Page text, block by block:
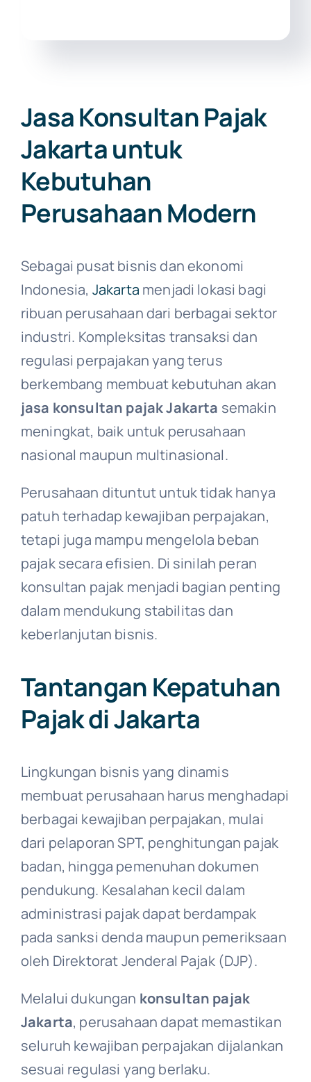
Jasa Konsultan Pajak
Jakarta untuk
Kebutuhan
Perusahaan Modern
Sebagai pusat bisnis dan ekonomi
Indonesia, Jakarta menjadi lokasi bagi
ribuan perusahaan dari berbagai sektor
industri. Kompleksitas transaksi dan
regulasi perpajakan yang terus
berkembang membuat kebutuhan akan
jasa konsultan pajak Jakarta semakin
meningkat, baik untuk perusahaan
nasional maupun multinasional.
Perusahaan dituntut untuk tidak hanya
patuh terhadap kewajiban perpajakan,
tetapi juga mampu mengelola beban
pajak secara efisien. Di sinilah peran
konsultan pajak menjadi bagian penting
dalam mendukung stabilitas dan
keberlanjutan bisnis.
Tantangan Kepatuhan
Pajak di Jakarta
Lingkungan bisnis yang dinamis
membuat perusahaan harus menghadapi
berbagai kewajiban perpajakan, mulai
dari pelaporan SPT, penghitungan pajak
badan, hingga pemenuhan dokumen
pendukung. Kesalahan kecil dalam
administrasi pajak dapat berdampak
pada sanksi denda maupun pemeriksaan
oleh Direktorat Jenderal Pajak (DJP).
Melalui dukungan konsultan pajak
Jakarta, perusahaan dapat memastikan
seluruh kewajiban perpajakan dijalankan
sesuai regulasi yang berlaku.